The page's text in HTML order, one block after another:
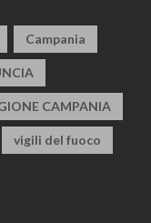
Campania
CAMPANIA
vigili del fuoco